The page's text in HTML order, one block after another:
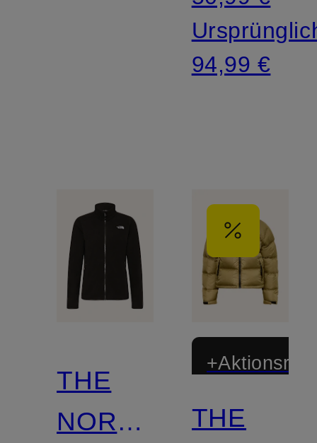
94,99 €
THE
NORTH
THE